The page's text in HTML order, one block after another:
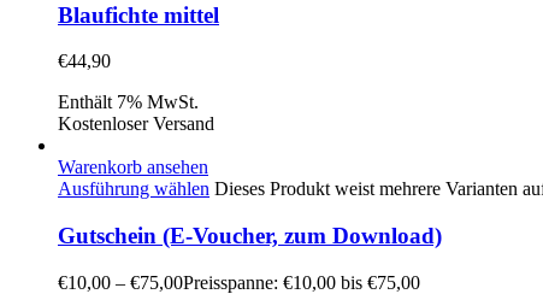
Blaufichte mittel
€44,90
Enthält 7% MwSt.
Kostenloser Versand
Warenkorb ansehen
Ausführung wählen Dieses Produkt weist mehrere Varianten
Gutschein (E-Voucher, zum Download)
€10,00 – €75,00Preisspanne: €10,00 bis €75,00